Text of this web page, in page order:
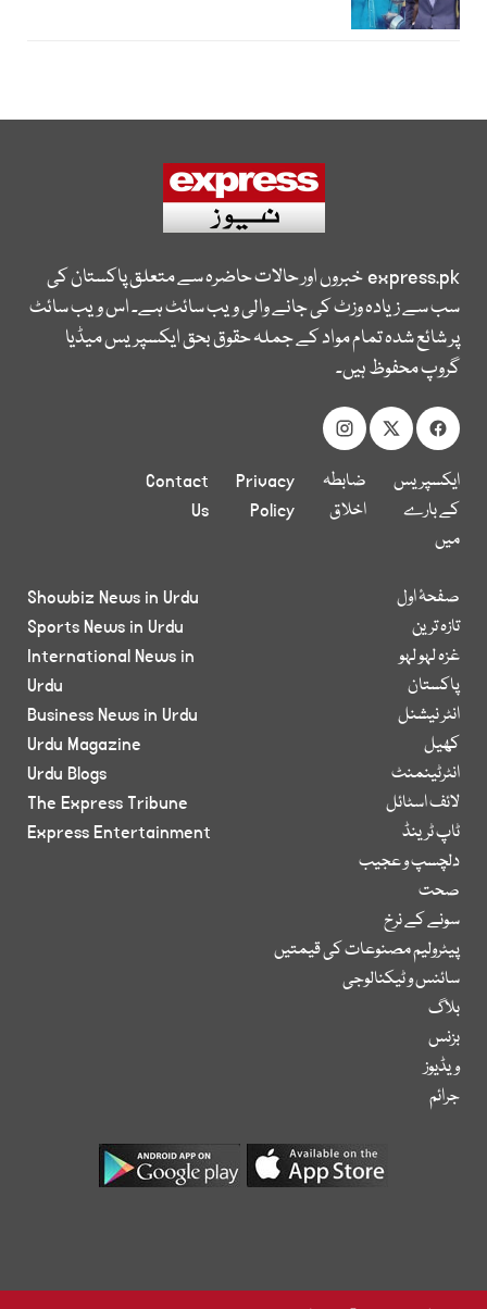
express.pkخبروں اور حالات حاضرہ سے متعلق پاکستان کی
سب سے زیادہ وزٹ کی جانے والی ویب سائٹ ہے۔ اس ویب سائٹ
پر شائع شدہ تمام مواد کے جملہ حقوق بحق ایکسپریس میڈیا
گروپ محفوظ ہیں۔
ایکسپریس
کے بارے
میں
ضابطہ
اخلاق
Privacy
Policy
Contact
Us
صفحۂ اول
تازہ ترین
غزہ لہو لہو
پاکستان
انٹر نیشنل
کھیل
انٹرٹینمنٹ
لائف اسٹائل
ٹاپ ٹرینڈ
دلچسپ و عجیب
صحت
سونے کے نرخ
پیٹرولیم مصنوعات کی قیمتیں
سائنس و ٹیکنالوجی
بلاگ
بزنس
ویڈیوز
جرائم
Showbiz News in Urdu
Sports News in Urdu
International News in
Urdu
Business News in Urdu
Urdu Magazine
Urdu Blogs
The Express Tribune
Express Entertainment